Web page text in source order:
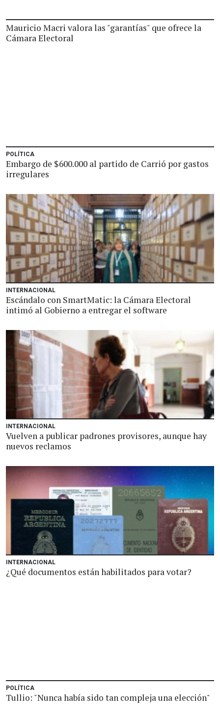
Mauricio Macri valora las "garantías" que ofrece la
Cámara Electoral
POLÍTICA
Embargo de $600.000 al partido de Carrió por gastos
irregulares
INTERNACIONAL
Escándalo con SmartMatic: la Cámara Electoral
intimó al Gobierno a entregar el software
INTERNACIONAL
Vuelven a publicar padrones provisores, aunque hay
nuevos reclamos
INTERNACIONAL
¿Qué documentos están habilitados para votar?
POLÍTICA
Tullio: "Nunca había sido tan compleja una elección"